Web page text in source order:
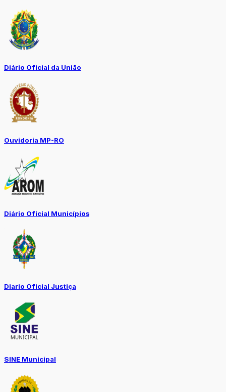
Diário Oficial da União
Ouvidoria MP-RO
Diário Oficial Municípios
Diario Oficial Justiça
SINE Municipal